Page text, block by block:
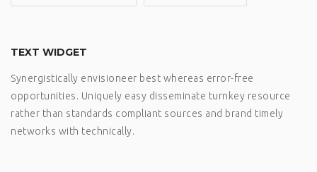
TEXT WIDGET
Synergistically envisioneer best whereas error-free
opportunities. Uniquely easy disseminate turnkey resource
rather than standards compliant sources and brand timely
networks with technically.